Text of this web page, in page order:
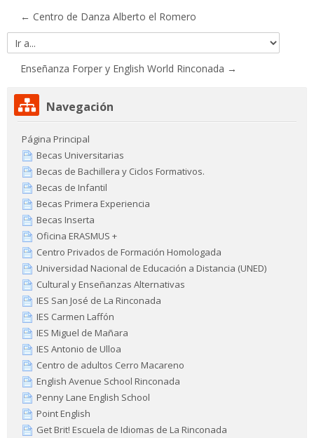
← Centro de Danza Alberto el Romero
Enseñanza Forper y English World Rinconada →
Salta
NavegaciónNavegación
Página Principal
Becas Universitarias
Becas de Bachillera y Ciclos Formativos.
Becas de Infantil
Becas Primera Experiencia
Becas Inserta
Oficina ERASMUS +
Centro Privados de Formación Homologada
Universidad Nacional de Educación a Distancia (UNED)
Cultural y Enseñanzas Alternativas
IES San José de La Rinconada
IES Carmen Laffón
IES Miguel de Mañara
IES Antonio de Ulloa
Centro de adultos Cerro Macareno
English Avenue School Rinconada
Penny Lane English School
Point English
Get Brit! Escuela de Idiomas de La Rinconada